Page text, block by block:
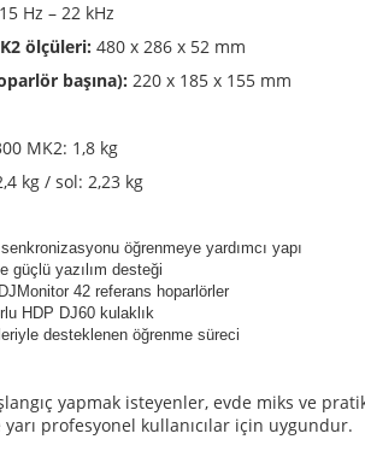
15 Hz – 22 kHz
ölçüleri: 480 x 286 x 52 mm
başına): 220 x 185 x 155 mm
MK2: 1,8 kg
kg / sol: 2,23 kg
öğrenmeye yardımcı yapı
güçlü yazılım desteği
42 referans hoparlörler
HDP DJ60 kulaklık
desteklenen öğrenme süreci
yapmak isteyenler, evde miks ve
profesyonel kullanıcılar için uygundur.